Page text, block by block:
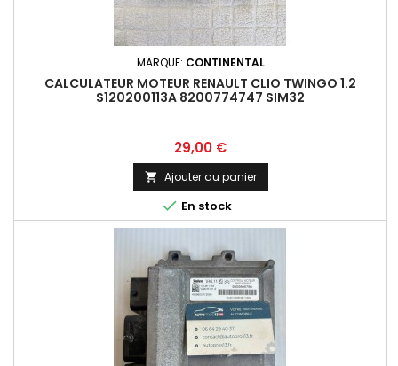
MARQUE: CONTINENTAL
CALCULATEUR MOTEUR RENAULT CLIO TWINGO 1.2
S120200113A 8200774747 SIM32
Prix
29,00 €
 Ajouter au panier
 En stock